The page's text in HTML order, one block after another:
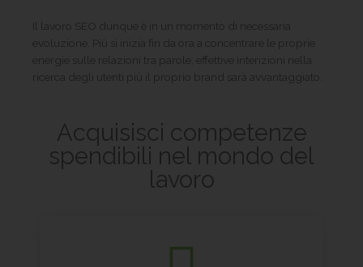
Il lavoro SEO dunque è in un momento di necessaria
evoluzione. Più si inizia fin da ora a concentrare le proprie
energie sulle relazioni tra parole, effettive intenzioni nella
ricerca degli utenti più il proprio brand sarà avvantaggiato.
Acquisisci competenze
spendibili nel mondo del
lavoro